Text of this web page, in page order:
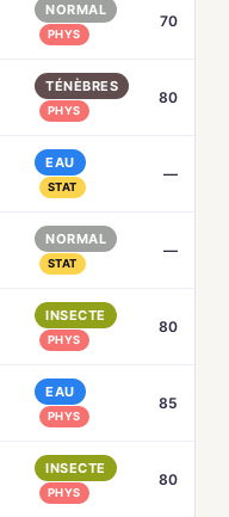
NORMAL
PHYS
70
TÉNÈBRES
PHYS
80
EAU
STAT
—
NORMAL
STAT
—
INSECTE
PHYS
80
EAU
PHYS
85
INSECTE
PHYS
80